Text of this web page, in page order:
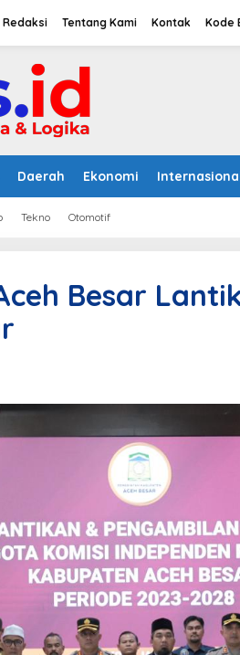
Redaksi Tentang Kami Kontak Kode
Daerah Ekonomi
Tekno Otomotif
Besar